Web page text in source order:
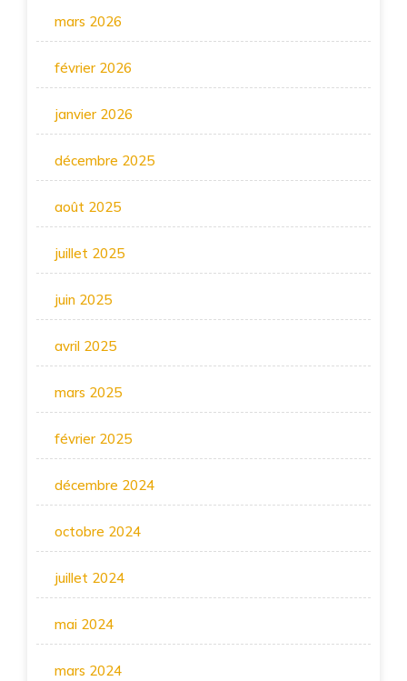
mars 2026
février 2026
janvier 2026
décembre 2025
août 2025
juillet 2025
juin 2025
avril 2025
mars 2025
février 2025
décembre 2024
octobre 2024
juillet 2024
mai 2024
mars 2024